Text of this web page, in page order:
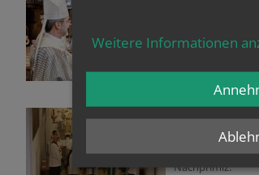
Am Samstag,
Joachim
Nachprimiz
Nach der
Losehand mit der
Nachprimiz.
Weitere Informationen